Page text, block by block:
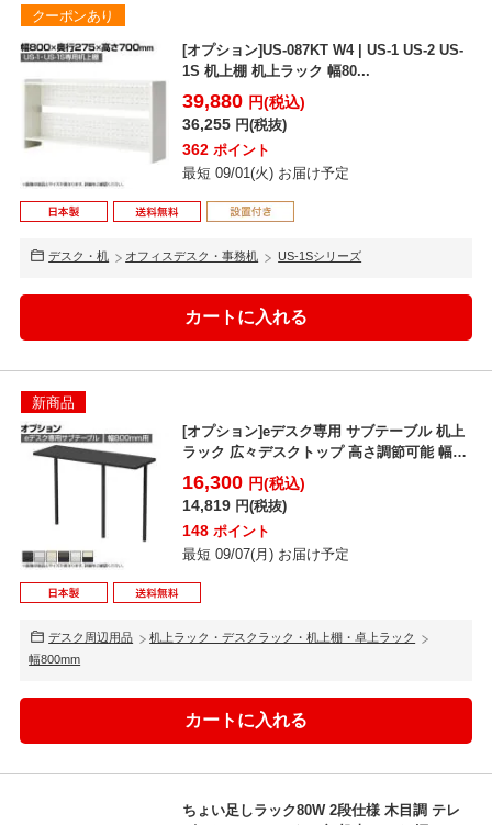
クーポンあり
[オプション]US-087KT W4 | US-1 US-2 US-
1S 机上棚 机上ラック 幅80...
39,880 円(税込)
36,255 円(税抜)
362 ポイント
最短 09/01(火) お届け予定
デスク・机 オフィスデスク・事務机 US-1Sシリーズ
新商品
[オプション]eデスク専用 サブテーブル 机上
ラック 広々デスクトップ 高さ調節可能 幅
800mm用
16,300 円(税込)
14,819 円(税抜)
148 ポイント
最短 09/07(月) お届け予定
デスク周辺用品
机上ラック・デスクラック・机上棚・卓上ラック
幅800mm
ちょい足しラック80W 2段仕様 木目調 テレ